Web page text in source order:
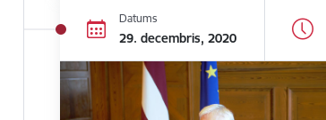
Datums
29. decembris, 2020